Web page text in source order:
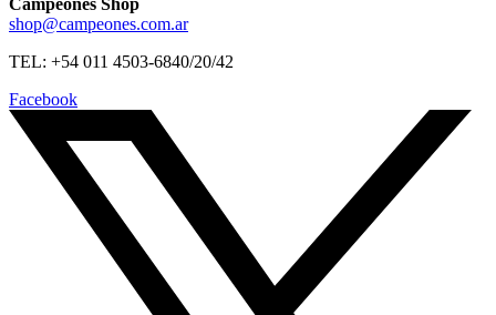
Campeones Shop
shop@campeones.com.ar
TEL: +54 011 4503-6840/20/42
Facebook